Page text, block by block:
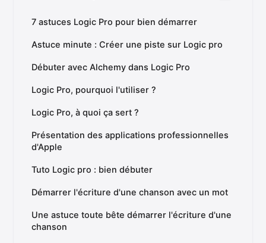
7 astuces Logic Pro pour bien démarrer
Astuce minute : Créer une piste sur Logic pro
Débuter avec Alchemy dans Logic Pro
Logic Pro, pourquoi l'utiliser ?
Logic Pro, à quoi ça sert ?
Présentation des applications professionnelles
d'Apple
Tuto Logic pro : bien débuter
Démarrer l'écriture d'une chanson avec un mot
Une astuce toute bête démarrer l'écriture d'une
chanson